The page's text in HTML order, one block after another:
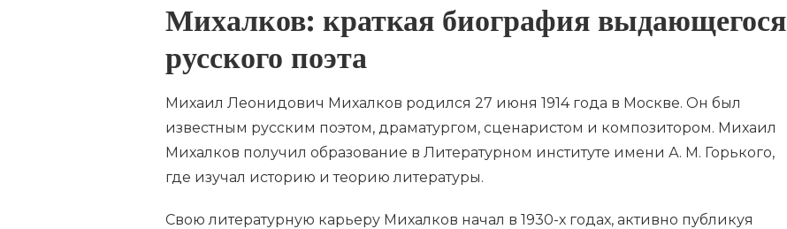
Михалков: краткая биография выдающегося
русского поэта
Михаил Леонидович Михалков родился 27 июня 1914 года в Москве. Он был
известным русским поэтом, драматургом, сценаристом и композитором. Михаил
Михалков получил образование в Литературном институте имени А. М. Горького,
где изучал историю и теорию литературы.
Свою литературную карьеру Михалков начал в 1930-х годах, активно публикуя